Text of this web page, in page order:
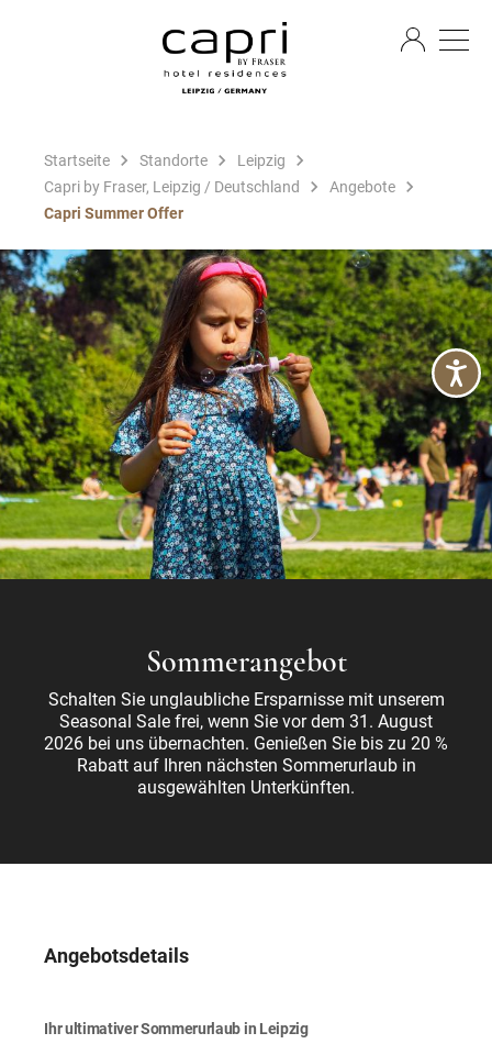
Startseite Standorte
Leipzig
Capri by Fraser, Leipzig / Deutschland
Angebote
Capri Summer Offer
Sommerangebot
Schalten Sie unglaubliche Ersparnisse mit unserem
Seasonal Sale frei, wenn Sie vor dem 31. August
2026 bei uns übernachten. Genießen Sie bis zu 20 %
Rabatt auf Ihren nächsten Sommerurlaub in
ausgewählten Unterkünften.
Angebotsdetails
Ihr ultimativer Sommerurlaub in Leipzig